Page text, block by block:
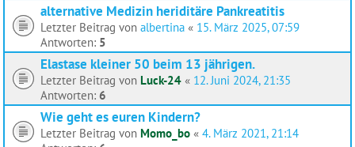
alternative Medizin heriditäre Pankreatitis
Letzter Beitrag von albertina « 15. März 2025, 07:59
Antworten: 5
Elastase kleiner 50 beim 13 jährigen.
Letzter Beitrag von Luck-24 « 12. Juni 2024, 21:35
Antworten: 6
Wie geht es euren Kindern?
Letzter Beitrag von Momo_bo « 4. März 2021, 21:14